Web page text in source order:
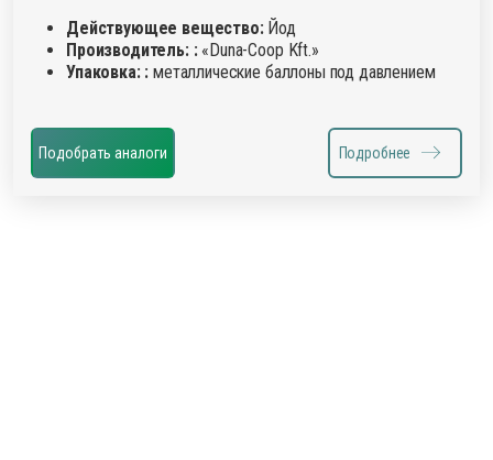
Действующее вещество:Йод
Производитель: :«Duna-Coop Kft.»
Упаковка: : металлические баллоны под давлением
Подобрать аналоги Подробнее